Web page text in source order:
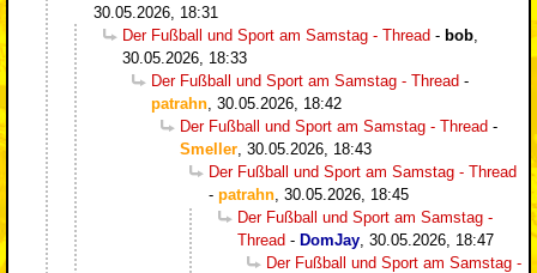
30.05.2026, 18:31
Der Fußball und Sport am Samstag - Thread - bob
30.05.2026, 18:33
Der Fußball und Sport am Samstag - Thread -
patrahn 30.05.2026, 18:42
Der Fußball und Sport am Samstag - Thread -
Smeller 30.05.2026, 18:43
Der Fußball und Sport am Samstag - Thread
- patrahn 30.05.2026, 18:45
Der Fußball und Sport am Samstag -
Thread - DomJay 30.05.2026, 18:47
Der Fußball und Sport am Samstag -